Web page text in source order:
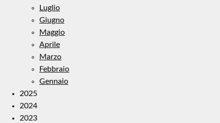
Luglio
Giugno
Maggio
Aprile
Marzo
Febbraio
Gennaio
2025
2024
2023